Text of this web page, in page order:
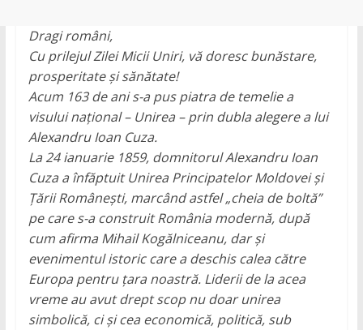
Dragi români,
Cu prilejul Zilei Micii Uniri, vă doresc bunăstare,
prosperitate și sănătate!
Acum 163 de ani s-a pus piatra de temelie a
visului național – Unirea – prin dubla alegere a lui
Alexandru Ioan Cuza.
La 24 ianuarie 1859, domnitorul Alexandru Ioan
Cuza a înfăptuit Unirea Principatelor Moldovei şi
Ţării Româneşti, marcând astfel „cheia de boltă”
pe care s-a construit România modernă, după
cum afirma Mihail Kogălniceanu, dar și
evenimentul istoric care a deschis calea către
Europa pentru țara noastră. Liderii de la acea
vreme au avut drept scop nu doar unirea
simbolică, ci și cea economică, politică, sub